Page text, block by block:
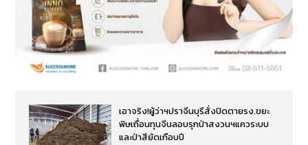
เอาจริง!ผู้ว่าฯปราจีนบุรีสั่งปิดตายรง.ขยะ
พิษเถื่อนทุนจีนลอบรุกป่าสงวนฯแควระบบ
และป่าสียัดเกือบปี